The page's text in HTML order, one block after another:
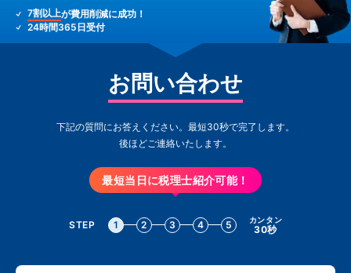
7割以上が費用削減に成功！
24時間365日受付
お問い合わせ
下記の質問にお答えください。最短30秒で完了します。
後ほどご連絡いたします。
最短当日に税理士紹介可能！
STEP 1 2 3 4 5 カンタン
30秒